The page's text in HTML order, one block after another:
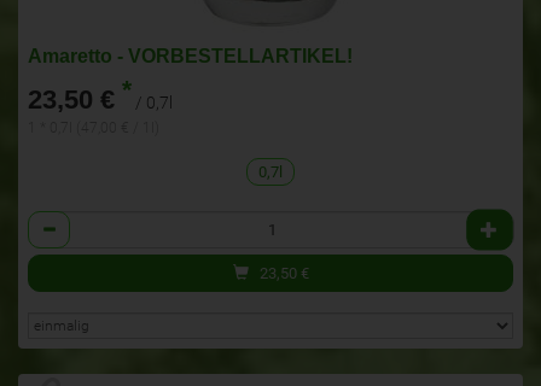
Amaretto - VORBESTELLARTIKEL!
23,50 € * / 0,7l
0,7l
Anzahl
23,50 €